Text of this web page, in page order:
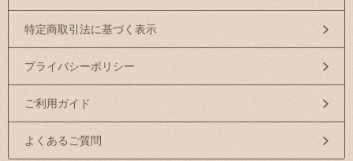
特定商取引法に基づく表示
プライバシーポリシー
ご利用ガイド
よくあるご質問